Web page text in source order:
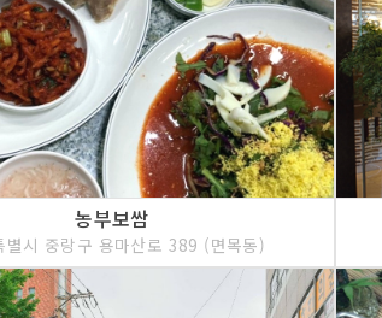
농부보쌈
별시 중랑구 용마산로 389 (면목동)